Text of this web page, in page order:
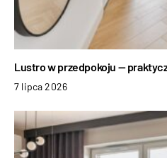
Lustro w przedpokoju —
7 lipca 2026